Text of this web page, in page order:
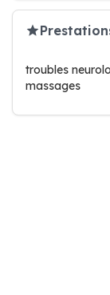
troubles
massages